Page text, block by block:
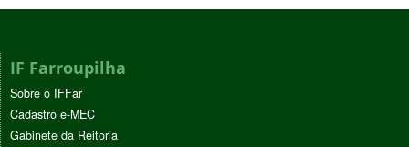
IF Farroupilha
Sobre o IFFar
Cadastro e-MEC
Gabinete da Reitoria